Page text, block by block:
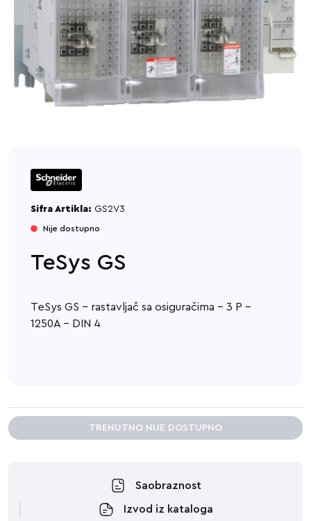
Sifra Artikla: GS2V3
Nije dostupno
TeSys GS
TeSys GS - rastavljač sa osiguračima - 3 P -
1250A - DIN 4
TRENUTNO NIJE DOSTUPNO
Saobraznost
Izvod iz kataloga